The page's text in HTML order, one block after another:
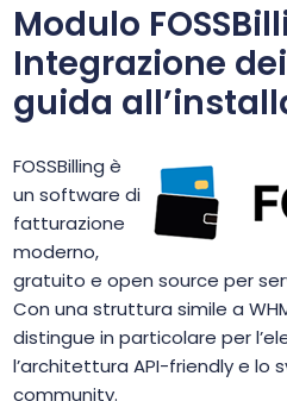
Modulo
Integrazione
guida
FOSSBilling è
un software di
fatturazione
moderno,
gratuito e open source per
Con una struttura simile a
distingue in particolare per
l’architettura API-friendly e lo
community.